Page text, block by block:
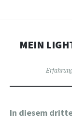
MEIN
In diesem